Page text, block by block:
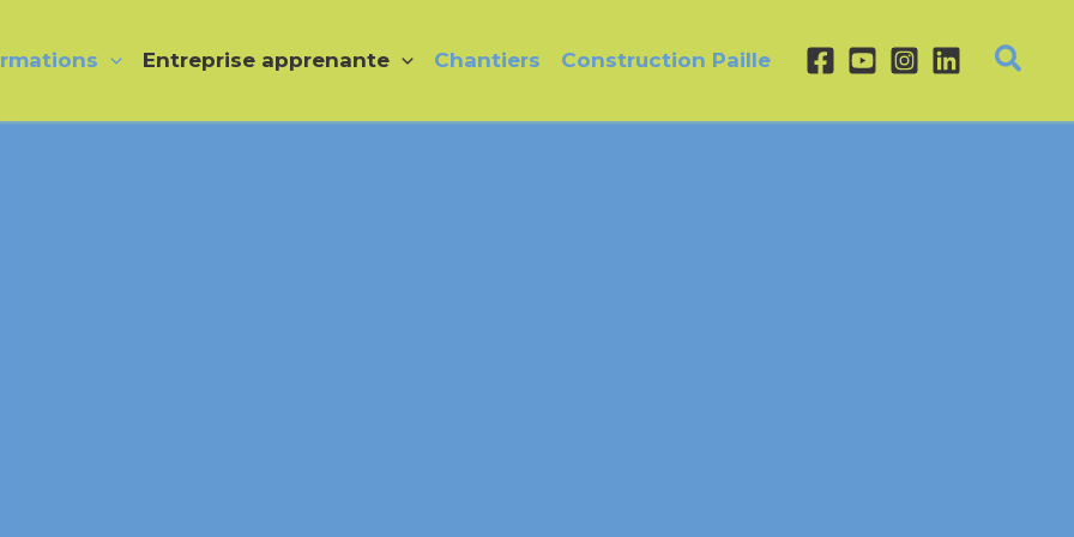
Entreprise apprenante Chantiers Construction Paille